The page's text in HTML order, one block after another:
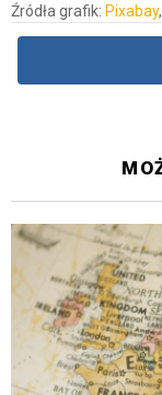
Źródła grafik: Pixabay,